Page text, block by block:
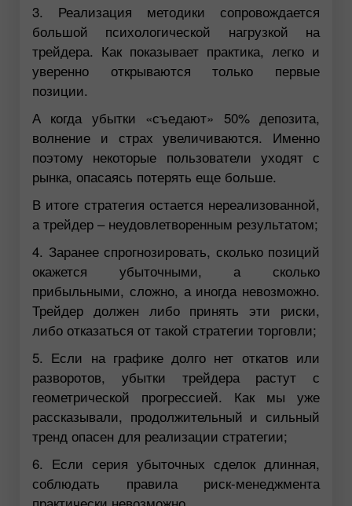
3. Реализация методики сопровождается
большой психологической нагрузкой на
трейдера. Как показывает практика, легко и
уверенно открываются только первые
позиции.
А когда убытки «съедают» 50% депозита,
волнение и страх увеличиваются. Именно
поэтому некоторые пользователи уходят с
рынка, опасаясь потерять еще больше.
В итоге стратегия остается нереализованной,
а трейдер – неудовлетворенным результатом;
4. Заранее спрогнозировать, сколько позиций
окажется убыточными, а сколько
прибыльными, сложно, а иногда невозможно.
Трейдер должен либо принять эти риски,
либо отказаться от такой стратегии торговли;
5. Если на графике долго нет откатов или
разворотов, убытки трейдера растут с
геометрической прогрессией. Как мы уже
рассказывали, продолжительный и сильный
тренд опасен для реализации стратегии;
6. Если серия убыточных сделок длинная,
соблюдать правила риск-менеджмента